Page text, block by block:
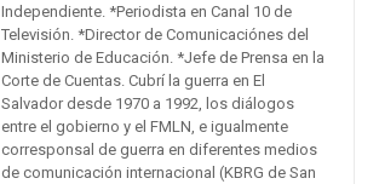
Independiente. *Periodista en Canal 10 de
Televisión. *Director de Comunicaciónes del
Ministerio de Educación. *Jefe de Prensa en la
Corte de Cuentas. Cubrí la guerra en El
Salvador desde 1970 a 1992, los diálogos
entre el gobierno y el FMLN, e igualmente
corresponsal de guerra en diferentes medios
de comunicación internacional (KBRG de San